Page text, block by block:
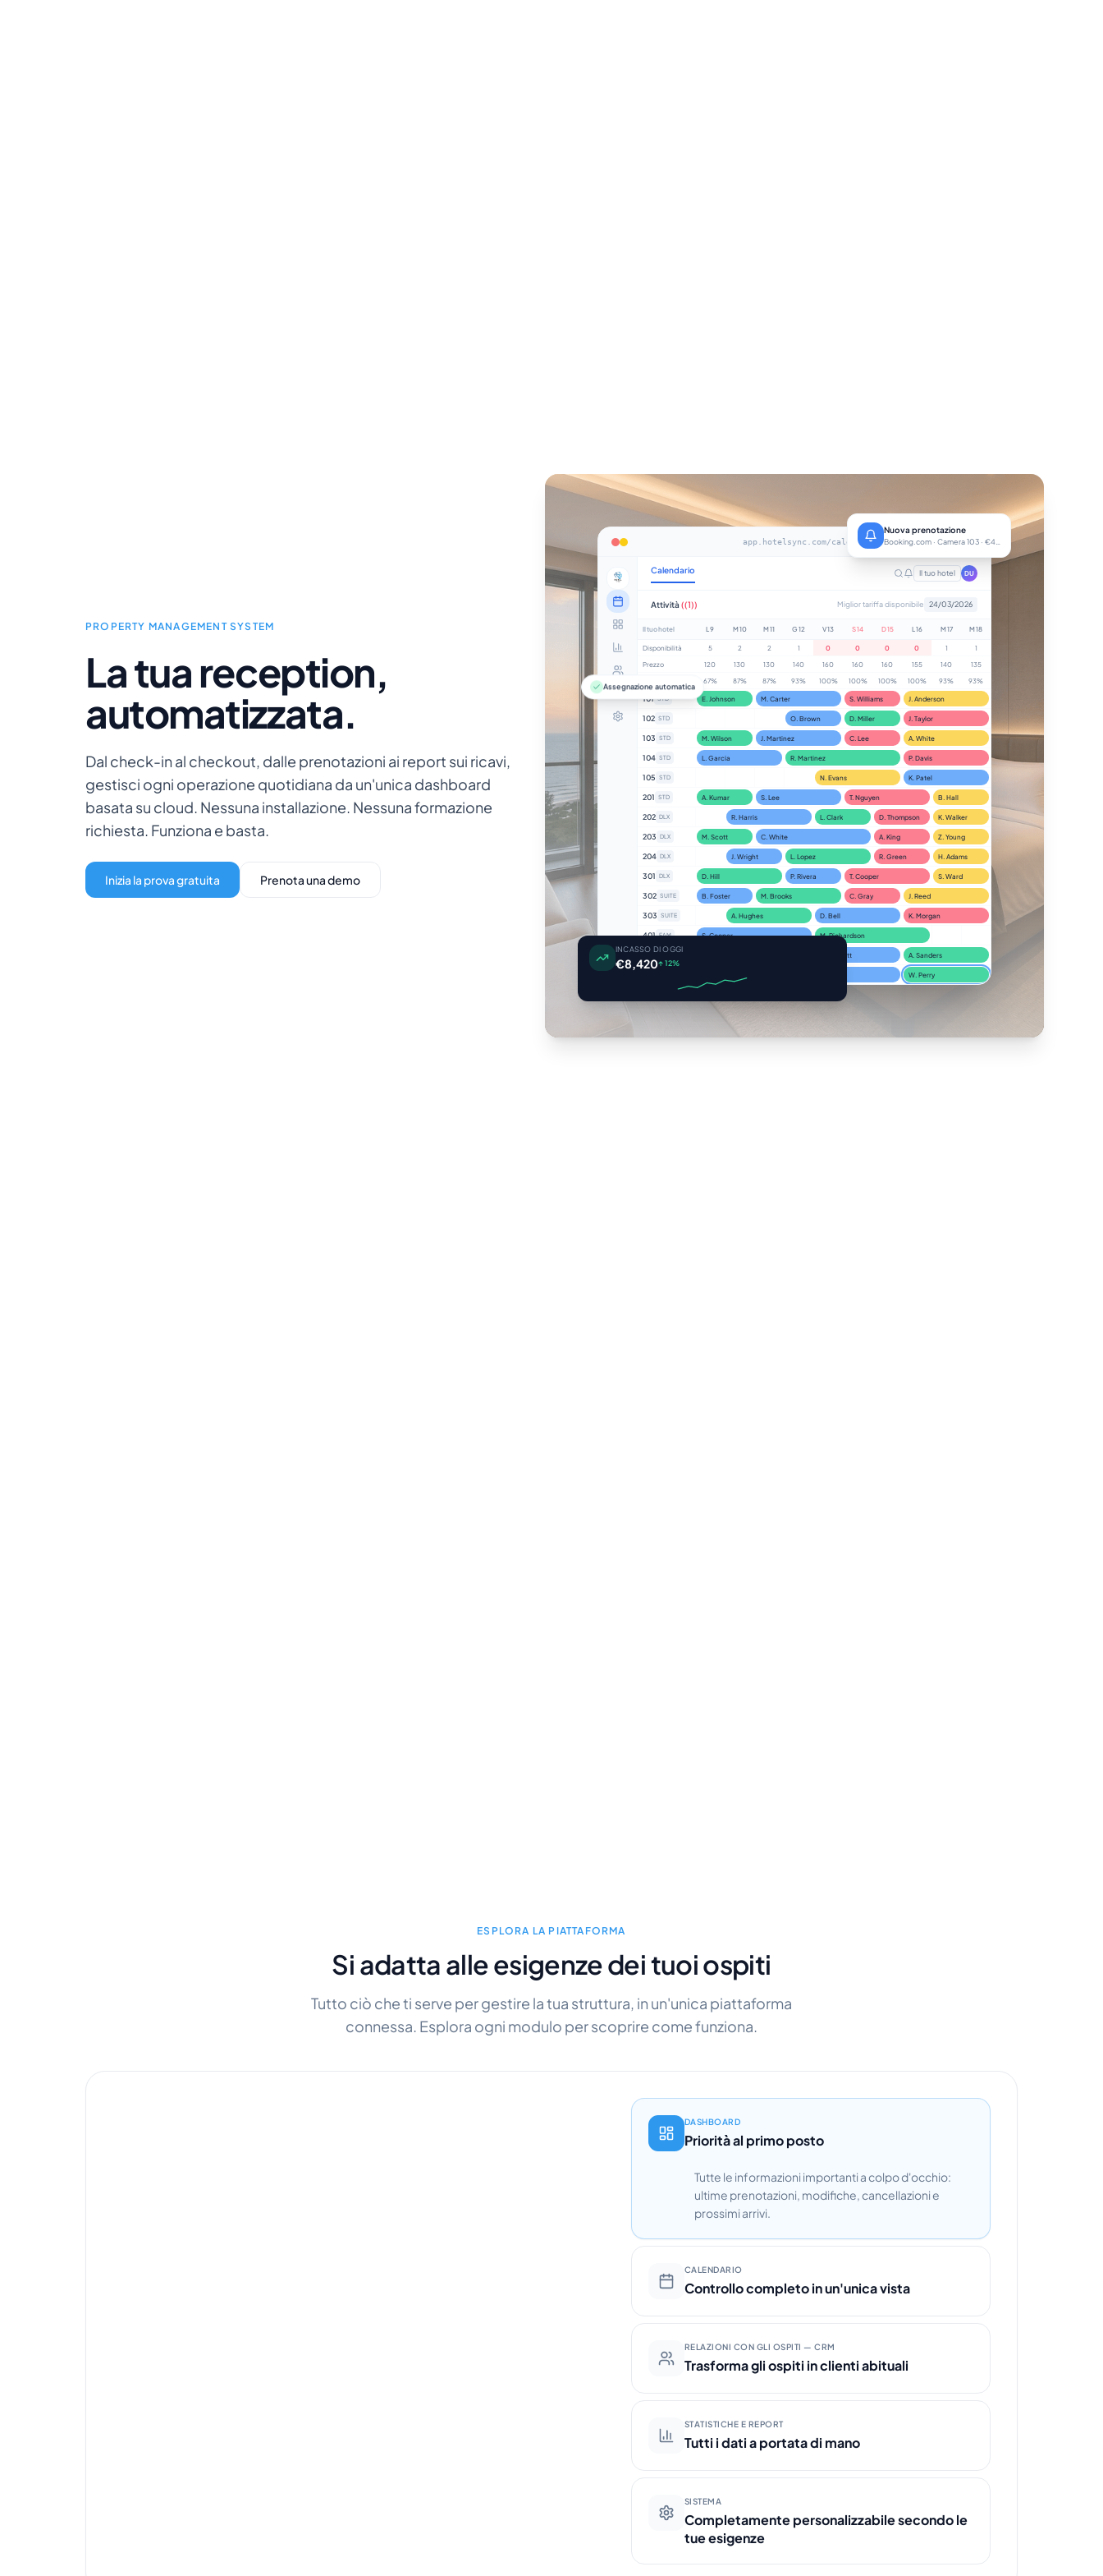
PROPERTY MANAGEMENT SYSTEM
La tua reception,
automatizzata.
Dal check-in al checkout, dalle prenotazioni ai report sui ricavi,
gestisci ogni operazione quotidiana da un'unica dashboard
basata su cloud. Nessuna installazione. Nessuna formazione
richiesta. Funziona e basta.
Inizia la prova gratuita Prenota una demo
app.hotelsync.com/calendar
Calendario Il tuo hotel DU
Attività ((1)) Miglior tariffa disponibile 24/03/2026
Il tuo hotel L 9 M 10 M 11 G 12 V 13 S 14 D 15 L 16 M 17 M 18
Disponibilità 5 2 2 1 0 0 0 0 1
1
Prezzo
120 130 130 140 160 160 160 155 140
135
67% 87% 87% 93% 100% 100% 100% 100% 93% 93%
101 STD E. Johnson M. Carter S. Williams J. Anderson
102 STD O. Brown D. Miller J. Taylor
103 STD M. Wilson J. Martinez C. Lee A. White
104 STD L. Garcia R. Martinez P. Davis
105 STD N. Evans K. Patel
201 STD A. Kumar S. Lee T. Nguyen B. Hall
202 DLX R. Harris L. Clark D. Thompson K. Walker
203 DLX M. Scott C. White A. King Z. Young
204 DLX J. Wright L. Lopez R. Green H. Adams
301 DLX D. Hill P. Rivera T. Cooper S. Ward
302 SUITE B. Foster M. Brooks C. Gray J. Reed
303 SUITE A. Hughes D. Bell K. Morgan
401 FAM S. Cooper M. Richardson
402 T. Bennett A. Sanders
W. Perry
Nuova prenotazione
INCASSO DI OGGI
€8,420↑ 12%
Assegnazione automatica
ESPLORA LA PIATTAFORMA
Si adatta alle esigenze dei tuoi ospiti
Tutto ciò che ti serve per gestire la tua struttura, in un'unica piattaforma
connessa. Esplora ogni modulo per scoprire come funziona.
DASHBOARD
Priorità al primo posto
Tutte le informazioni importanti a colpo d'occhio:
ultime prenotazioni, modifiche, cancellazioni e
prossimi arrivi.
CALENDARIO
Controllo completo in un'unica vista
RELAZIONI CON GLI OSPITI — CRM
Trasforma gli ospiti in clienti abituali
STATISTICHE E REPORT
Tutti i dati a portata di mano
SISTEMA
Completamente personalizzabile secondo le
tue esigenze